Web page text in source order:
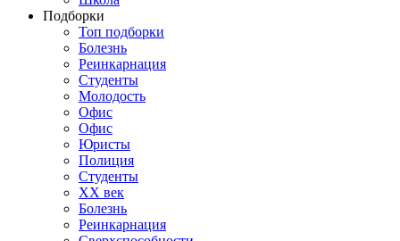
Подборки
Топ подборки
Болезнь
Реинкарнация
Студенты
Молодость
Офис
Офис
Юристы
Полиция
Студенты
ХХ век
Болезнь
Реинкарнация